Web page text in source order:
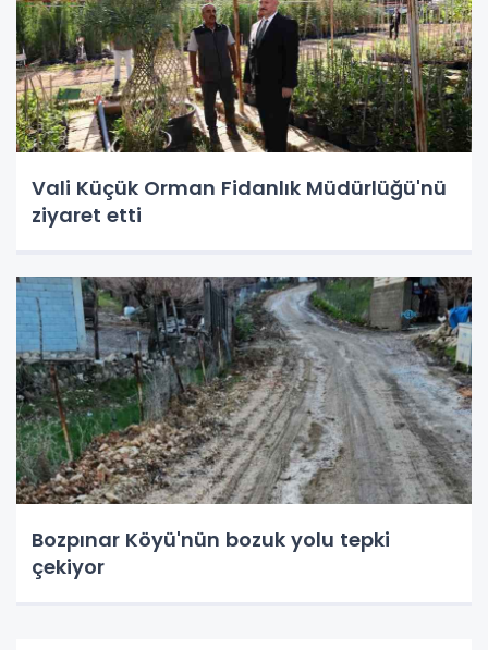
Vali Küçük Orman Fidanlık Müdürlüğü'nü
ziyaret etti
Bozpınar Köyü'nün bozuk yolu tepki
çekiyor